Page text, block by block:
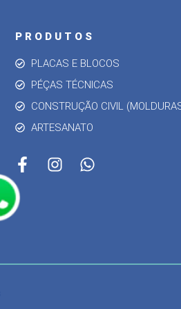
PRODUTOS
PLACAS E BLOCOS
PÉÇAS TÉCNICAS
CONSTRUÇÃO CIVIL
ARTESANATO